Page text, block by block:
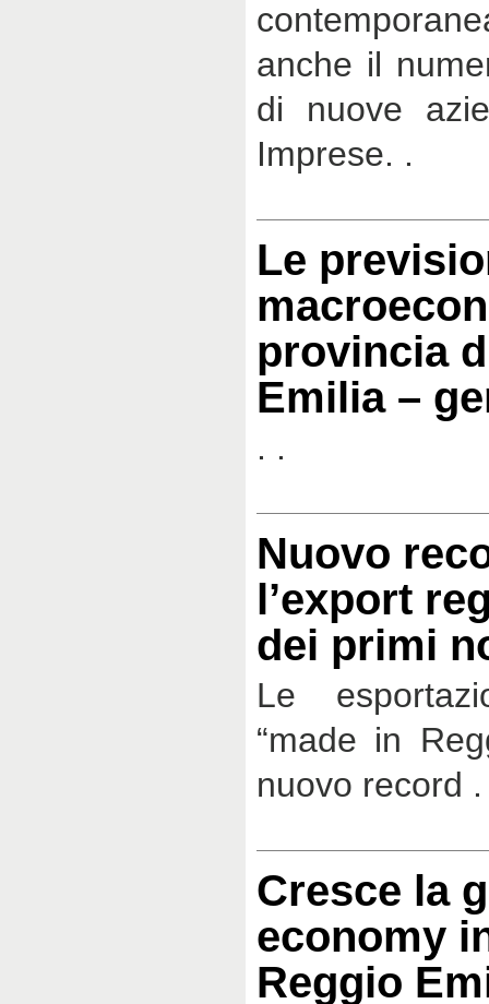
anche il
di nuove
Imprese. .
Le
provincia
Emilia –
. .
Nuovo
l’export
dei primi
Le
“made in
nuovo record .
Cresce la
economy
Reggio